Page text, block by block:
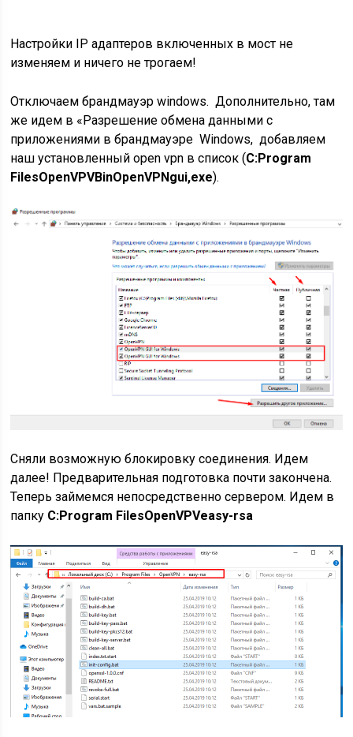
Настройки IP адаптеров включенных в мост не
изменяем и ничего не трогаем!
Отключаем брандмауэр windows. Дополнительно, там
же идем в «Разрешение обмена данными с
приложениями в брандмауэре Windows, добавляем
наш установленный open vpn в список (C:Program
FilesOpenVPVBinOpenVPNgui,exe).
Сняли возможную блокировку соединения. Идем
далее! Предварительная подготовка почти закончена.
Теперь займемся непосредственно сервером. Идем в
папку C:Program FilesOpenVPVeasy-rsa